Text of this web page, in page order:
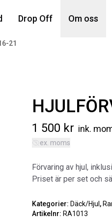
Drop Off Om oss
21
1 500 kr ink.
ex. moms
Förvaring av hjul,
Priset är per set och
Kategorier: Däck/Hjul ,
Artikelnr: RA1013